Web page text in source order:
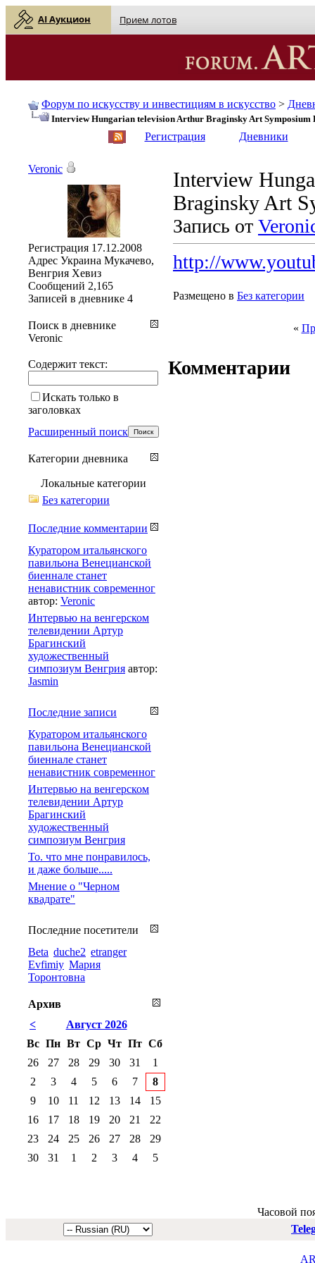
AI Аукцион Прием лотов
Форум по искусству и инвестициям в искусство >
Interview Hungarian television Arthur Braginsky Art Symposium
Регистрация Дневники
Interview
Braginsky Art
Запись от
http://
Размещено в Без категории
«
Комментарии
Veronic
Регистрация 17.12.2008
Адрес Украина Мукачево,
Венгрия Хевиз
Сообщений 2,165
Записей в дневнике 4
Поиск в дневнике
Veronic
Содержит текст:
Искать только в
заголовках
Расширенный поиск
Категории дневника
Локальные категории
Без категории
Последние комментарии
Куратором итальянского
павильона Венецианской
биеннале станет
ненавистник современног
автор: Veronic
Интервью на венгерском
телевидении Артур
Брагинский
художественный
симпозиум Венгрия автор:
Jasmin
Последние записи
Куратором итальянского
павильона Венецианской
биеннале станет
ненавистник современног
Интервью на венгерском
телевидении Артур
Брагинский
художественный
симпозиум Венгрия
То. что мне понравилось,
и даже больше.....
Мнение о "Черном
квадрате"
Последние посетители
Beta duche2 etranger
Evfimiy Мария
Торонтовна
Архив
<
Август 2026
Вс Пн Вт Ср Чт Пт Сб
26
27 28 29 30 31
1
2
3 4 5 6 7
8
9
10 11 12 13 14
15
16
17 18 19 20 21
22
23
24 25 26 27 28
29
30
31 1 2 3 4 5
Часовой